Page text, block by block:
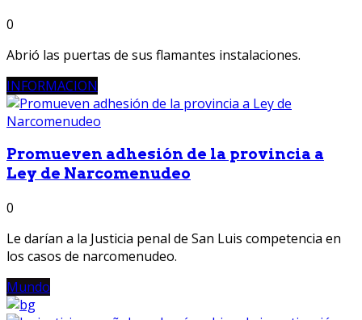
0
Abrió las puertas de sus flamantes instalaciones.
INFORMACION
Promueven adhesión de la provincia a
Ley de Narcomenudeo
0
Le darían a la Justicia penal de San Luis competencia en
los casos de narcomenudeo.
Mundo